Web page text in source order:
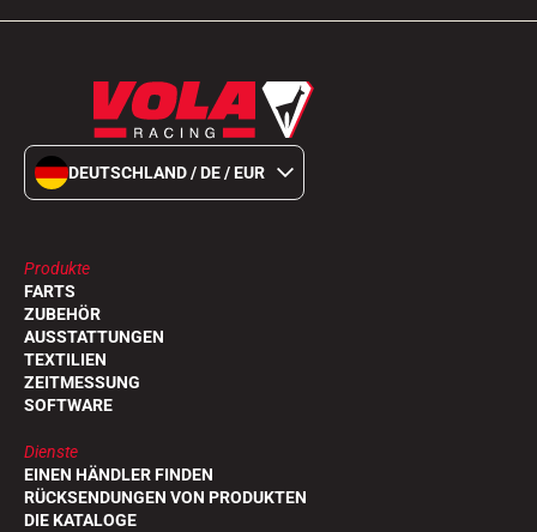
DEUTSCHLAND / DE / EUR
Produkte
FARTS
ZUBEHÖR
AUSSTATTUNGEN
TEXTILIEN
ZEITMESSUNG
SOFTWARE
Dienste
EINEN HÄNDLER FINDEN
RÜCKSENDUNGEN VON PRODUKTEN
DIE KATALOGE